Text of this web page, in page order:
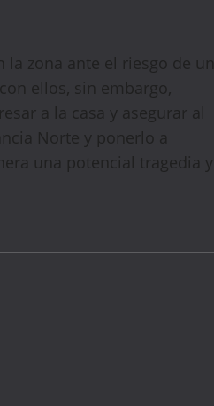
zona ante el riesgo de un
ellos, sin embargo,
a la casa y asegurar al
Norte y ponerlo a
una potencial tragedia y